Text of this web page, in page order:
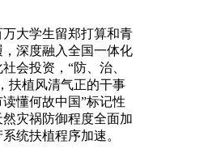
大学生留郑打算和青
深度融入全国一体化
会投资，“防、治、
扶植风清气正的干事
懂何故中国”标记性
灾祸防御程度全面加
统扶植程序加速。